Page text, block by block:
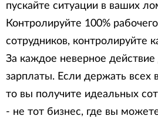
пускайте ситуации в ваших
Контролируйте 100%
сотрудников, контролируйте
За каждое неверное
зарплаты. Если держать всех
то вы получите идеальных
- не тот бизнес, где вы